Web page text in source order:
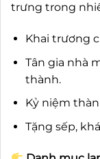
trưng trong
Khai trương
Tân gia nhà
thành.
Kỷ niệm
Tặng sếp,